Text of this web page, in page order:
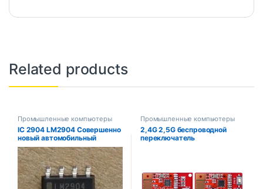
Related products
Промышленные компьютеры
IC 2904 LM2904 Совершенно
новый автомобильный
электронный чип
Промышленные компьютеры
2,4G 2,5G беспроводной
переключатель
программирования для DIY
встроенная кнопка пары